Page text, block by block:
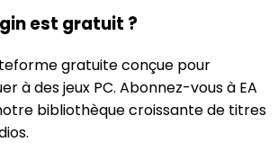
est gratuit ?
gratuite conçue pour
à des jeux PC. Abonnez-vous à EA
bibliothèque croissante de titres